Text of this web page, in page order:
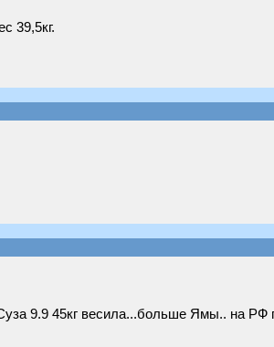
39,5кг.
9.9 45кг весила...больше Ямы.. на РФ